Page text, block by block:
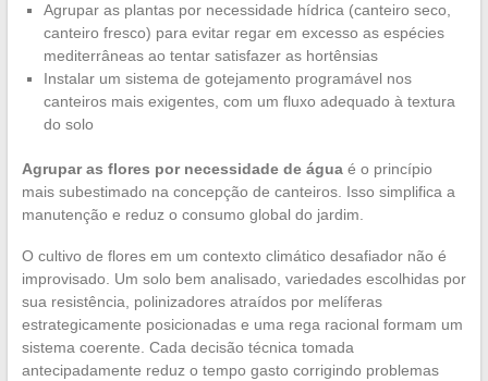
Agrupar as plantas por necessidade hídrica (canteiro seco,
canteiro fresco) para evitar regar em excesso as espécies
mediterrâneas ao tentar satisfazer as hortênsias
Instalar um sistema de gotejamento programável nos
canteiros mais exigentes, com um fluxo adequado à textura
do solo
Agrupar as flores por necessidade de águaé o princípio
mais subestimado na concepção de canteiros. Isso simplifica a
manutenção e reduz o consumo global do jardim.
O cultivo de flores em um contexto climático desafiador não é
improvisado. Um solo bem analisado, variedades escolhidas por
sua resistência, polinizadores atraídos por melíferas
estrategicamente posicionadas e uma rega racional formam um
sistema coerente. Cada decisão técnica tomada
antecipadamente reduz o tempo gasto corrigindo problemas